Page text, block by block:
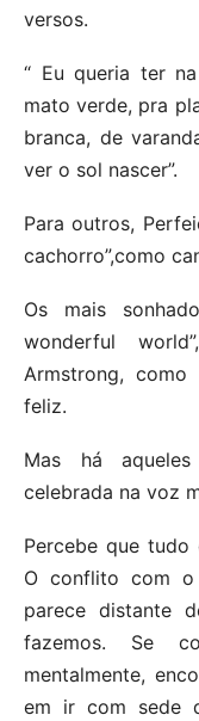
versos.
“ Eu queria ter
mato verde, pra
branca, de
ver o sol nascer”.
Para outros,
cachorro”,como
Os mais
wonderful
Armstrong,
feliz.
Mas há aqueles
celebrada na voz
Percebe que tudo
O conflito com o
parece distante
fazemos. Se
mentalmente,
em ir com sede